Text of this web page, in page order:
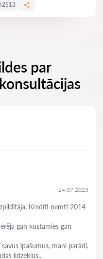
2513
par
14.07.2025
Kredīti ņemti 2014
gan kustamies gan
īpašumus, mani parādi,
līdzekļus..